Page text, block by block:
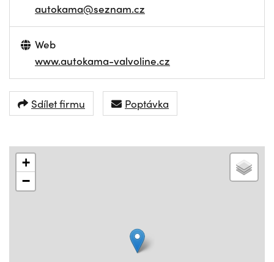
autokama@seznam.cz
Web
www.autokama-valvoline.cz
Sdílet firmu Poptávka
+
−